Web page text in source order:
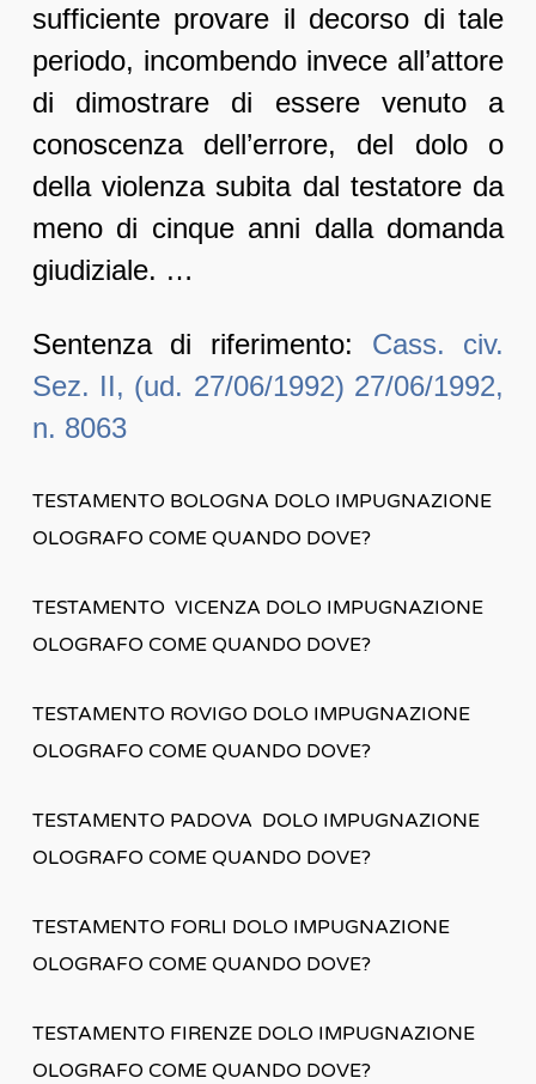
sufficiente provare il decorso di tale
periodo, incombendo invece all’attore
di dimostrare di essere venuto a
conoscenza dell’errore, del dolo o
della violenza subita dal testatore da
meno di cinque anni dalla domanda
giudiziale. …
Sentenza di riferimento: Cass. civ.
Sez. II, (ud. 27/06/1992) 27/06/1992,
n. 8063
TESTAMENTO BOLOGNA DOLO IMPUGNAZIONE
OLOGRAFO COME QUANDO DOVE?
TESTAMENTO VICENZA DOLO IMPUGNAZIONE
OLOGRAFO COME QUANDO DOVE?
TESTAMENTO ROVIGO DOLO IMPUGNAZIONE
OLOGRAFO COME QUANDO DOVE?
TESTAMENTO PADOVA DOLO IMPUGNAZIONE
OLOGRAFO COME QUANDO DOVE?
TESTAMENTO FORLI DOLO IMPUGNAZIONE
OLOGRAFO COME QUANDO DOVE?
TESTAMENTO FIRENZE DOLO IMPUGNAZIONE
OLOGRAFO COME QUANDO DOVE?